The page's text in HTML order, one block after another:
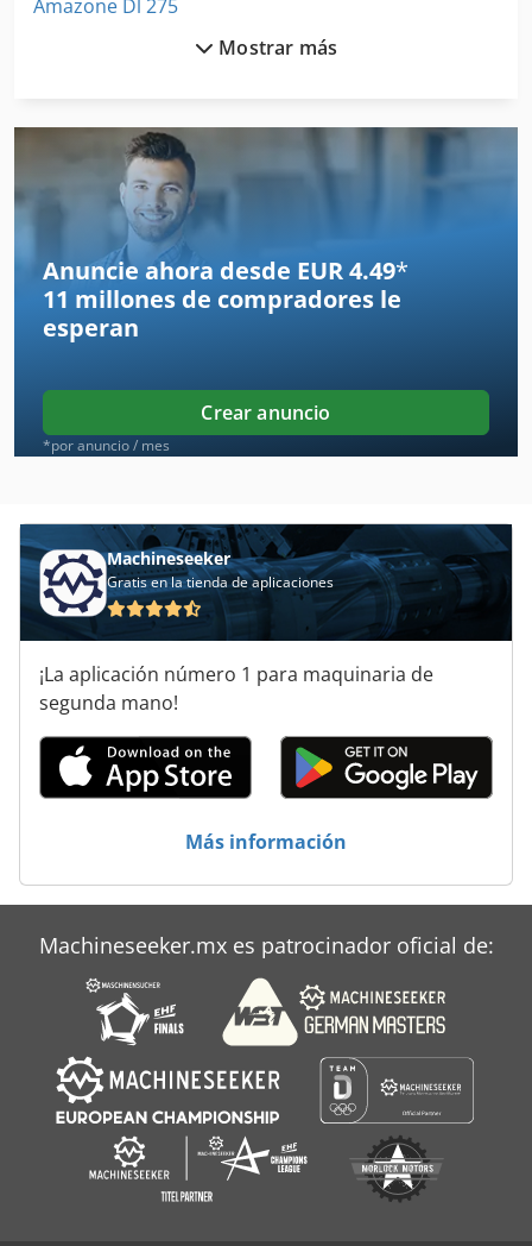
Amazone Dl 275
Amazone Ed 602 K
Amazone Edx 6000 Tc
Amazone Kg 3000
Amazone Kg 301
Amazone Kg 302
Amazone Kg 303
Amazone Kg 4000
Amazone Zae 602
Amazone Zaf 603
Amazone Zaf 604
Amazone Zaf 604 R
Amazone Zaf 804
Amazone Zaf 804 R
Amazone Zam 1000
Amazone Zax 902
Za 3000
Mostrar más
Anuncie ahora desde EUR 4.49*
11 millones de compradores le
esperan
Crear anuncio
*por anuncio / mes
Machineseeker
Gratis en la tienda de aplicaciones
¡La aplicación número 1 para maquinaria de
segunda mano!
Más información
Machineseeker.mx es patrocinador oficial de: